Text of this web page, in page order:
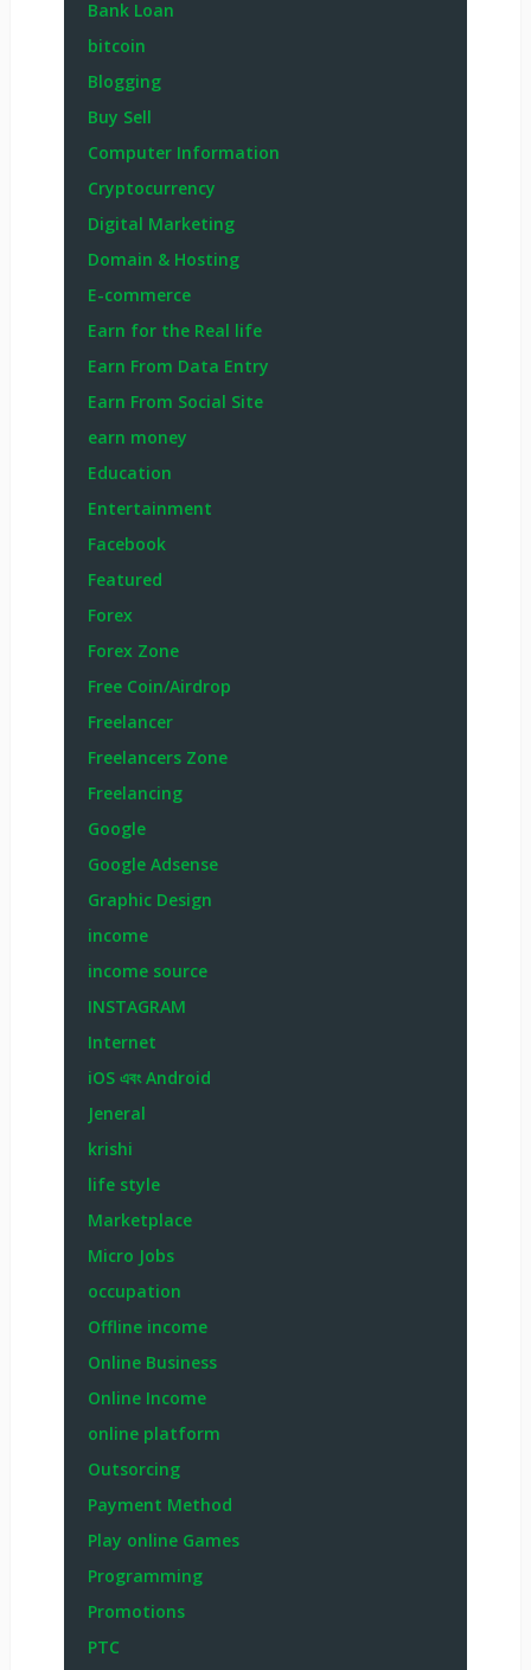
Bank Loan
bitcoin
Blogging
Buy Sell
Computer Information
Cryptocurrency
Digital Marketing
Domain & Hosting
E-commerce
Earn for the Real life
Earn From Data Entry
Earn From Social Site
earn money
Education
Entertainment
Facebook
Featured
Forex
Forex Zone
Free Coin/Airdrop
Freelancer
Freelancers Zone
Freelancing
Google
Google Adsense
Graphic Design
income
income source
INSTAGRAM
Internet
iOS এবং Android
Jeneral
krishi
life style
Marketplace
Micro Jobs
occupation
Offline income
Online Business
Online Income
online platform
Outsorcing
Payment Method
Play online Games
Programming
Promotions
PTC